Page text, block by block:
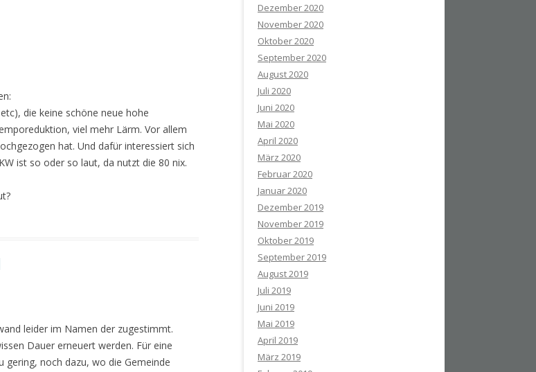
die keine schöne neue hohe
viel mehr Lärm. Vor allem
hat. Und dafür interessiert sich
ist so oder so laut, da nutzt die 80 nix.
leider im Namen der zugestimmt.
Dauer erneuert werden. Für eine
gering, noch dazu, wo die Gemeinde
Dezember 2020
November 2020
Oktober 2020
September 2020
August 2020
Juli 2020
Juni 2020
Mai 2020
April 2020
März 2020
Februar 2020
Januar 2020
Dezember 2019
November 2019
Oktober 2019
September 2019
August 2019
Juli 2019
Juni 2019
Mai 2019
April 2019
März 2019